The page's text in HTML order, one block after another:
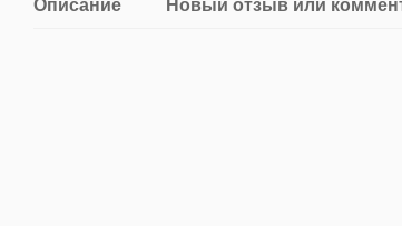
Описание Новый отзыв или